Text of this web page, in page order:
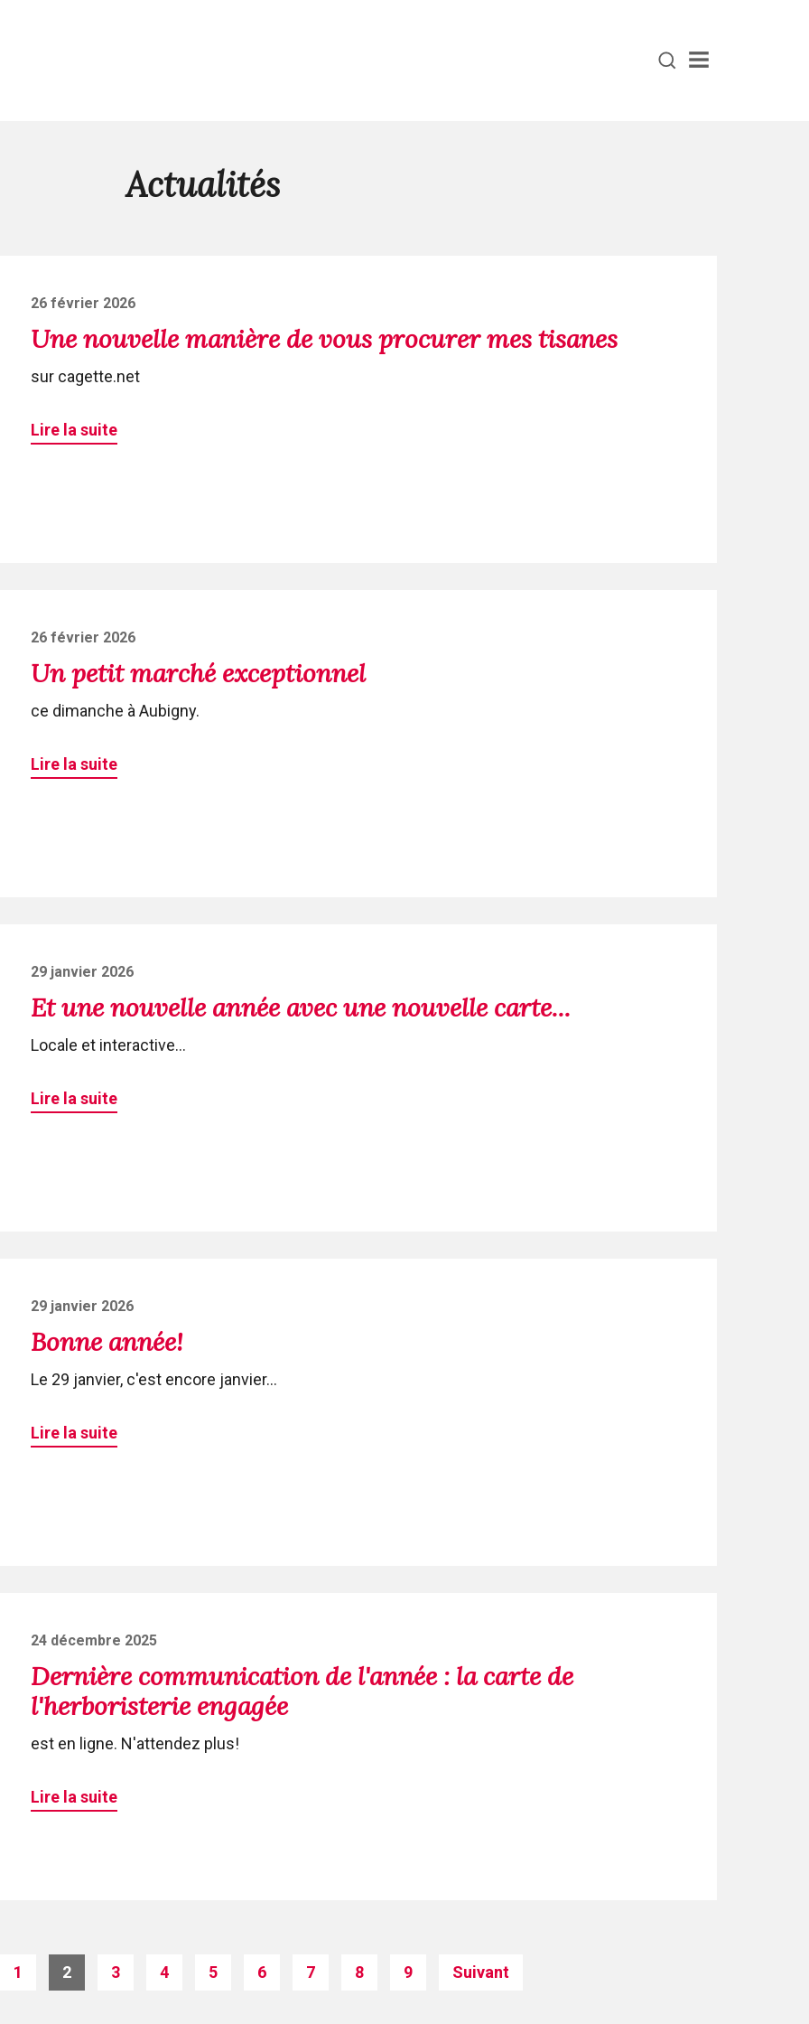
Actualités
Posted
on
26 février 2026
Une nouvelle manière de vous procurer mes tisanes
sur cagette.net
Lire la suite
Posted
on
26 février 2026
Un petit marché exceptionnel
ce dimanche à Aubigny.
Lire la suite
Posted
on
29 janvier 2026
Et une nouvelle année avec une nouvelle carte...
Locale et interactive...
Lire la suite
Posted
on
29 janvier 2026
Bonne année!
Le 29 janvier, c'est encore janvier...
Lire la suite
Posted
on
24 décembre 2025
Dernière communication de l'année : la carte de
l'herboristerie engagée
est en ligne. N'attendez plus!
Lire la suite
1 2 3 4 5 6 7 8 9 Suivant